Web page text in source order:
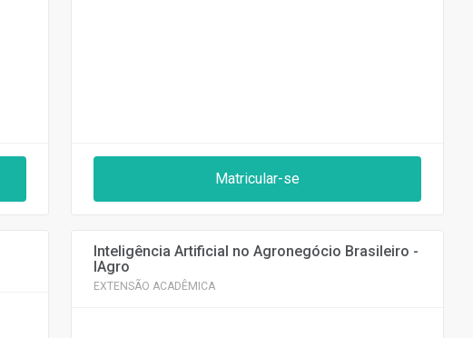
Matricular-se
Inteligência Artificial no Agronegócio Brasileiro -
IAgro
EXTENSÃO ACADÊMICA